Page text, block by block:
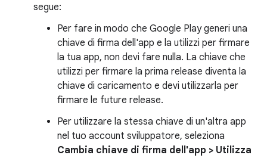
segue:
Per fare in modo che Google Play generi una
chiave di firma dell'app e la utilizzi per firmare
la tua app, non devi fare nulla. La chiave che
utilizzi per firmare la prima release diventa la
chiave di caricamento e devi utilizzarla per
firmare le future release.
Per utilizzare la stessa chiave di un'altra app
nel tuo account sviluppatore, seleziona
Cambia chiave di firma dell'app > Utilizza